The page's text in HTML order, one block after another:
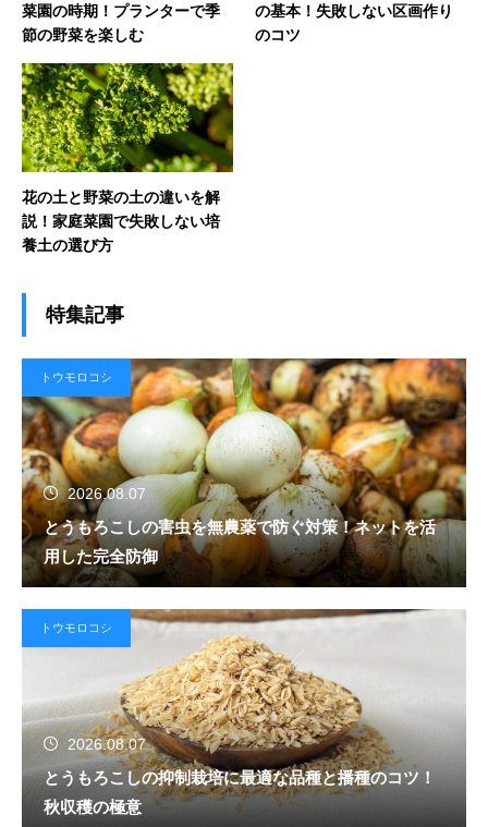
菜園の時期！プランターで季
節の野菜を楽しむ
の基本！失敗しない区画作り
のコツ
花の土と野菜の土の違いを解
説！家庭菜園で失敗しない培
養土の選び方
特集記事
トウモロコシ
2026.08.07
とうもろこしの害虫を無農薬で防ぐ対策！ネットを活
用した完全防御
トウモロコシ
2026.08.07
とうもろこしの抑制栽培に最適な品種と播種のコツ！
秋収穫の極意